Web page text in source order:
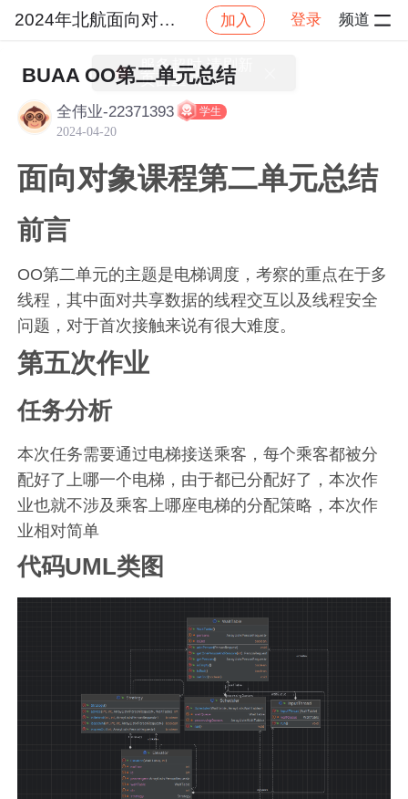
2024年北航面向对象设计与构造 加入 登录 频道
社区 2024年北航面向对象设计与构造
BUAA OO第二单元总结
全伟业-22371393 学生
2024-04-20
面向对象课程第二单元总结
前言
OO第二单元的主题是电梯调度，考察的重点在于多
线程，其中面对共享数据的线程交互以及线程安全
问题，对于首次接触来说有很大难度。
第五次作业
任务分析
本次任务需要通过电梯接送乘客，每个乘客都被分
配好了上哪一个电梯，由于都已分配好了，本次作
业也就不涉及乘客上哪座电梯的分配策略，本次作
业相对简单
代码UML类图